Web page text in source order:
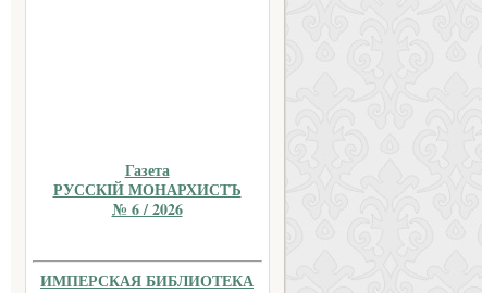
Газета
РУССКIЙ МОНАРХИСТЪ
№ 6 / 2026
ИМПЕРСКАЯ БИБЛИОТЕКА